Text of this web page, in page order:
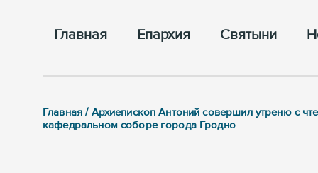
Главная Епархия Cвятыни
Главная / Архиепископ Антоний совершил утреню с
кафедральном соборе города Гродно